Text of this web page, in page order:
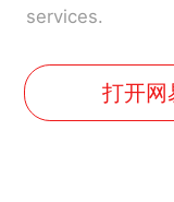
services.
打开网